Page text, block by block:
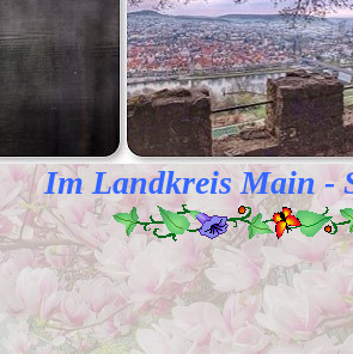
Im Landkreis Main -